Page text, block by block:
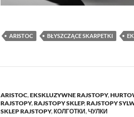
ARISTOC BŁYSZCZĄCE SKARPETKI
ARISTOC,EKSKLUZYWNE RAJSTOPY,
RAJSTOPY,RAJSTOPY SKLEP,RAJSTOPY
SKLEP RAJSTOPY,КОЛГОТКИ,ЧУЛКИ